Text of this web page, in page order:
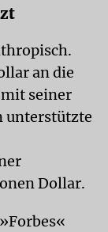
an die
mit seiner
unterstützte
Dollar.